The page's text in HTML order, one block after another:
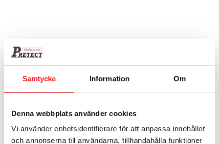
Samtycke Information Om
Denna webbplats använder cookies
Vi använder enhetsidentifierare för att anpassa innehållet
och annonserna till användarna, tillhandahålla funktioner
Rosengren European VI-160 Grade VI Begagnat
Värdeskåp
kr
133 500kr Det
ursprungliga
38 320krDet
nuvarande